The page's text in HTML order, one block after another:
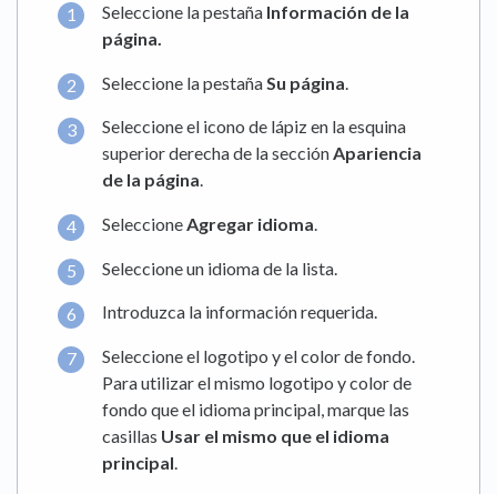
Seleccione la pestaña Información de la
página.
Seleccione la pestaña Su página
Seleccione el icono de lápiz en la esquina
superior derecha de la secciónApariencia
de la página.
SeleccioneAgregar idioma.
Seleccione un idioma de la lista.
Introduzca la información requerida.
Seleccione el logotipo y el color de fondo.
Para utilizar el mismo logotipo y color de
fondo que el idioma principal, marque las
casillas Usar el mismo que el idioma
principal